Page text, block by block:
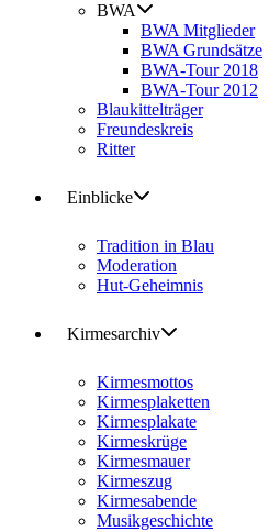
BWA
BWA Mitglieder
BWA Grundsätze
BWA-Tour 2018
BWA-Tour 2012
Blaukittelträger
Freundeskreis
Ritter
Einblicke
Tradition in Blau
Moderation
Hut-Geheimnis
Kirmesarchiv
Kirmesmottos
Kirmesplaketten
Kirmesplakate
Kirmeskrüge
Kirmesmauer
Kirmeszug
Kirmesabende
Musikgeschichte